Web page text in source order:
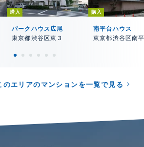
購入
パークハウス広尾
東京都渋谷区東３
購入
南平台ハウス
東京都渋谷区南
のエリアのマンションを一覧で見る